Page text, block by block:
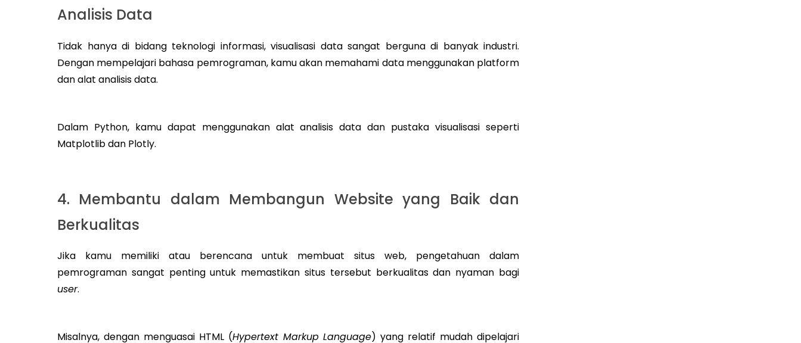
Analisis Data
Tidak hanya di bidang teknologi informasi, visualisasi data sangat berguna di banyak industri.
Dengan mempelajari bahasa pemrograman, kamu akan memahami data menggunakan platform
dan alat analisis data.
Dalam Python, kamu dapat menggunakan alat analisis data dan pustaka visualisasi seperti
Matplotlib dan Plotly.
4. Membantu dalam Membangun Website yang Baik dan
Berkualitas
Jika kamu memiliki atau berencana untuk membuat situs web, pengetahuan dalam
pemrograman sangat penting untuk memastikan situs tersebut berkualitas dan nyaman bagi
user.
Misalnya, dengan menguasai HTML (Hypertext Markup Language) yang relatif mudah dipelajari